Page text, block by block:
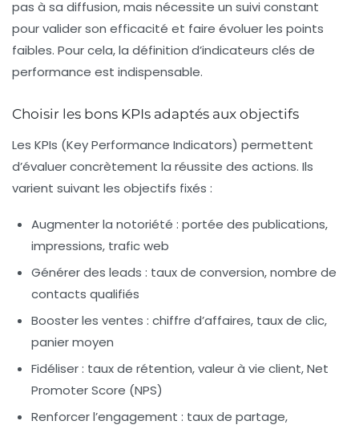
pas à sa diffusion, mais nécessite un suivi constant
pour valider son efficacité et faire évoluer les points
faibles. Pour cela, la définition d’indicateurs clés de
performance est indispensable.
Choisir les bons KPIs adaptés aux objectifs
Les KPIs (Key Performance Indicators) permettent
d’évaluer concrètement la réussite des actions. Ils
varient suivant les objectifs fixés :
Augmenter la notoriété : portée des publications,
impressions, trafic web
Générer des leads : taux de conversion, nombre de
contacts qualifiés
Booster les ventes : chiffre d’affaires, taux de clic,
panier moyen
Fidéliser : taux de rétention, valeur à vie client, Net
Promoter Score (NPS)
Renforcer l’engagement : taux de partage,